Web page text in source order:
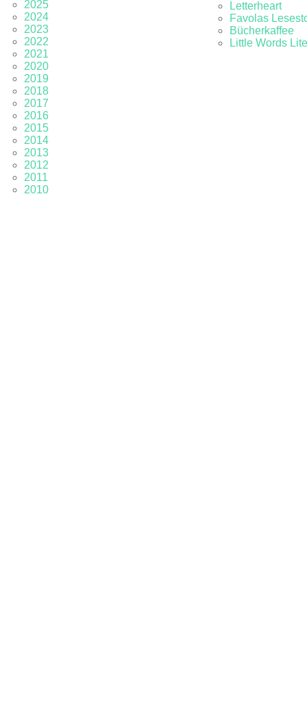
2025
2024
2023
2022
2021
2020
2019
2018
2017
2016
2015
2014
2013
2012
2011
2010
Letterheart
Favolas
Bücherkaffee
Little Words